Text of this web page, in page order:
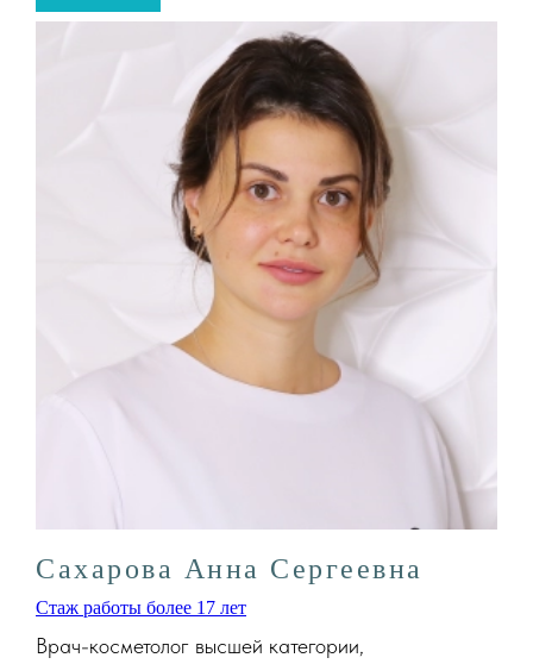
Сахарова Анна Сергеевна
Стаж работы более 17 лет
Врач-косметолог высшей категории,